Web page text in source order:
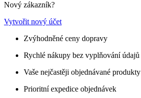
Nový zákazník?
Vytvořit nový účet
Zvýhodněné ceny dopravy
Rychlé nákupy bez vyplňování údajů
Vaše nejčastěji objednávané produkty
Prioritní expedice objednávek